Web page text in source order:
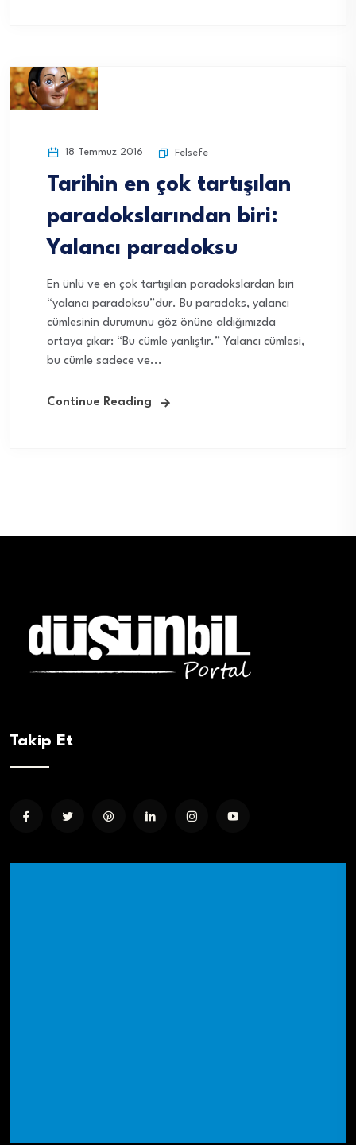
18 Temmuz 2016 Felsefe
Tarihin en çok tartışılan
paradokslarından biri:
Yalancı paradoksu
En ünlü ve en çok tartışılan paradokslardan biri
“yalancı paradoksu”dur. Bu paradoks, yalancı
cümlesinin durumunu göz önüne aldığımızda
ortaya çıkar: “Bu cümle yanlıştır.” Yalancı cümlesi,
bu cümle sadece ve...
Continue Reading
Takip Et